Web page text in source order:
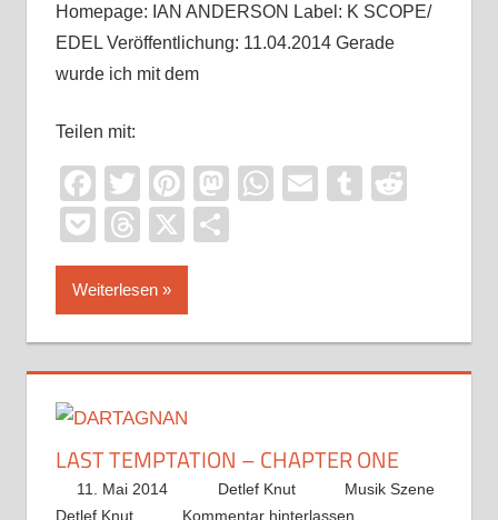
Homepage: IAN ANDERSON Label: K SCOPE/
EDEL Veröffentlichung: 11.04.2014 Gerade
wurde ich mit dem
Teilen mit:
Facebook
TwitterPinterest
Mastodon
WhatsApp
EmailTumblr
PocketThreads
X
Weiterlesen
LAST TEMPTATION – CHAPTER ONE
11. Mai 2014 Detlef Knut
Musik Szene
Detlef Knut
Kommentar hinterlassen